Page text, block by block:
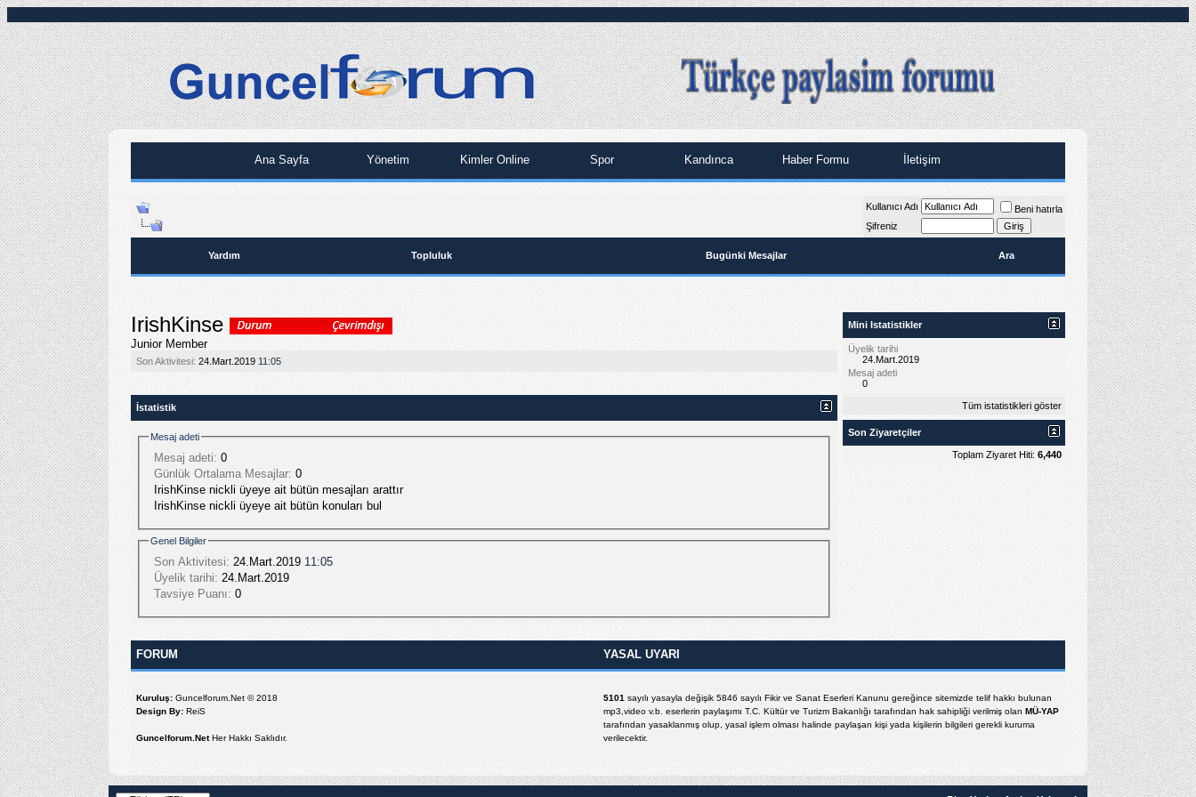
Ana Sayfa Yönetim Kimler Online Spor Kandınca Haber Formu İletişim
Kullanıcı Adı
Beni hatırla
Şifreniz
Yardım Topluluk Bugünki Mesajlar Ara
IrishKinse
Junior Member
Son Aktivitesi: 24.Mart.2019 11:05
İstatistik
Mesaj adeti
Mesaj adeti: 0
Günlük Ortalama Mesajlar: 0
IrishKinse nickli üyeye ait bütün mesajları arattır
IrishKinse nickli üyeye ait bütün konuları bul
Genel Bilgiler
Son Aktivitesi: 24.Mart.2019 11:05
Üyelik tarihi: 24.Mart.2019
Tavsiye Puanı: 0
Mini Istatistikler
Üyelik tarihi
24.Mart.2019
Mesaj adeti
0
Tüm istatistikleri göster
Son Ziyaretçiler
Toplam Ziyaret Hiti: 6,440
FORUM YASAL UYARI
Kuruluş: Guncelforum.Net © 2018
Design By: ReiS
Guncelforum.NetHer Hakkı Saklıdır.
5101 sayılı yasayla değişik 5846 sayılı Fikir ve Sanat Eserleri Kanunu gereğince sitemizde telif hakkı bulunan
mp3,video v.b. eserlerin paylaşımı T.C. Kültür ve Turizm Bakanlığı tarafından hak sahipliği verilmiş olan MÜ-YAP
tarafından yasaklanmış olup, yasal işlem olması halinde paylaşan kişi yada kişilerin bilgileri gerekli kuruma
verilecektir.